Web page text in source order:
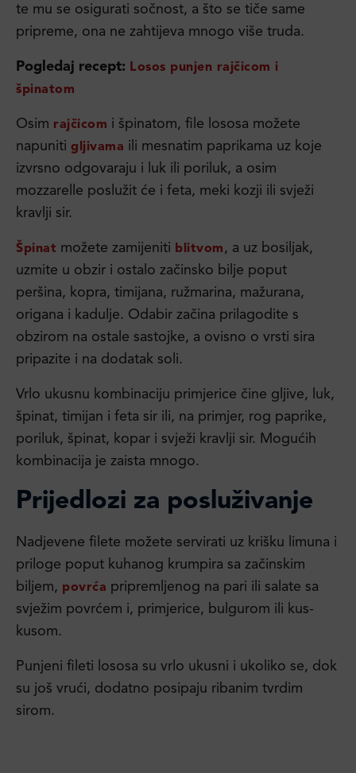
te mu se osigurati sočnost, a što se tiče same
pripreme, ona ne zahtijeva mnogo više truda.
Pogledaj recept:
Losos punjen rajčicom i
špinatom
Osim rajčicom i špinatom, file lososa možete
napuniti gljivama ili mesnatim paprikama uz koje
izvrsno odgovaraju i luk ili poriluk, a osim
mozzarelle poslužit će i feta, meki kozji ili svježi
kravlji sir.
Špinat možete zamijeniti blitvom , a uz bosiljak,
uzmite u obzir i ostalo začinsko bilje poput
peršina, kopra, timijana, ružmarina, mažurana,
origana i kadulje. Odabir začina prilagodite s
obzirom na ostale sastojke, a ovisno o vrsti sira
pripazite i na dodatak soli.
Vrlo ukusnu kombinaciju primjerice čine gljive, luk,
špinat, timijan i feta sir ili, na primjer, rog paprike,
poriluk, špinat, kopar i svježi kravlji sir. Mogućih
kombinacija je zaista mnogo.
Prijedlozi za posluživanje
Nadjevene filete možete servirati uz krišku limuna i
priloge poput kuhanog krumpira sa začinskim
biljem, povrća pripremljenog na pari ili salate sa
svježim povrćem i, primjerice, bulgurom ili kus-
kusom.
Punjeni fileti lososa su vrlo ukusni i ukoliko se, dok
su još vrući, dodatno posipaju ribanim tvrdim
sirom.